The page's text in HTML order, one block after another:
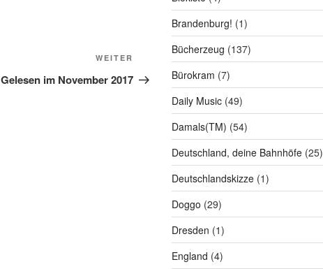
Nächster
Beitrag
WEITER
Gelesen im November 2017
Brandenburg! (1)
Bücherzeug (137)
Bürokram (7)
Daily Music(49)
Damals(TM) (54)
Deutschland, deine Bahnhöfe(25)
Deutschlandskizze(1)
Doggo (29)
Dresden (1)
England (4)